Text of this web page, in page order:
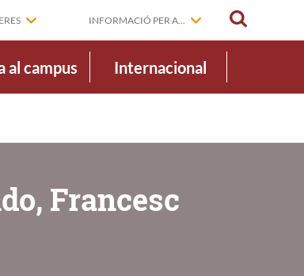
INFORMACIÓ PER A...
al campus Internacional
Francesc